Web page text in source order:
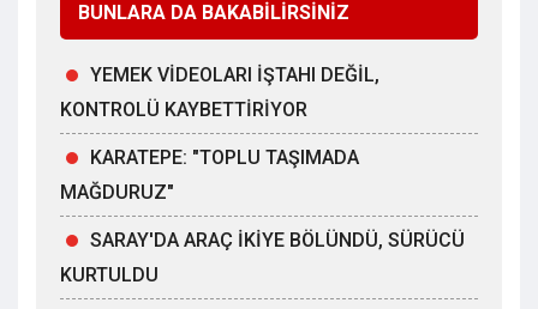
BUNLARA DA BAKABİLİRSİNİZ
YEMEK VİDEOLARI İŞTAHI DEĞİL,
KONTROLÜ KAYBETTİRİYOR
KARATEPE: "TOPLU TAŞIMADA
MAĞDURUZ"
SARAY'DA ARAÇ İKİYE BÖLÜNDÜ, SÜRÜCÜ
KURTULDU